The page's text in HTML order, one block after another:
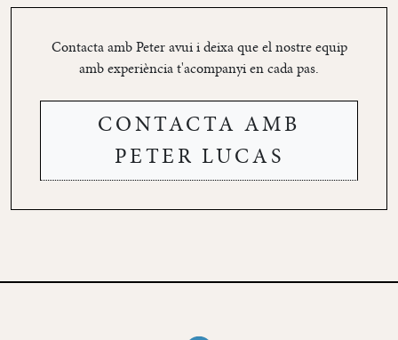
Contacta amb Peter avui i deixa que el nostre equip
amb experiència t'acompanyi en cada pas.
CONTACTA AMB
PETER LUCAS